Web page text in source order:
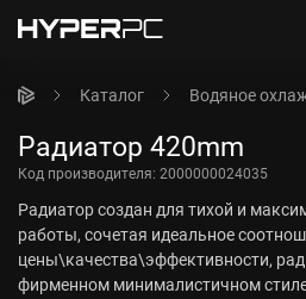
Каталог Водяное
Радиатор 420mm
Код производителя: 2000000024035
Радиатор создан для тихой и
работы, сочетая идеальное
цены\качества\эффективности,
фирменном минималистичном